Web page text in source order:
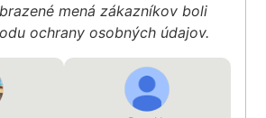
mená zákazníkov boli
ochrany osobných údajov.